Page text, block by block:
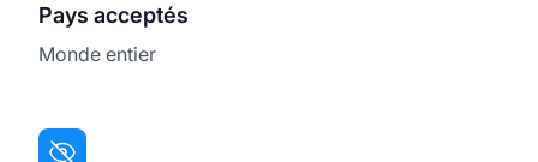
Pays acceptés
Monde entier